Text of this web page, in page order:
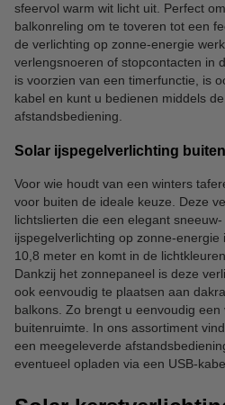
sfeervol warm wit licht uit. Perfect
balkonreling om te toveren tot een
de verlichting op zonne-energie
verlengsnoeren of stopcontacten in
is voorzien van een timerfunctie, is
kabel en kunt u bedienen middels
afstandsbediening.
Solar ijspegelverlichting buiten
Voor wie houdt van een winters
voor buiten de ideale keuze. Deze
lichtslierten die een elegant
ijspegelverlichting op zonne-
10,8 meter en komt in de
Dankzij het zonnepaneel is deze
ook eenvoudig te plaatsen aan
balkons. Zo brengt u eenvoudig
buitenruimte. In ons assortiment
een meegeleverde
eventueel opladen via een USB-